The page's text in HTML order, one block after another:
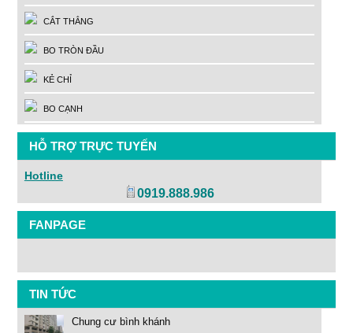
CẮT THẲNG
BO TRÒN ĐẦU
KẺ CHỈ
BO CẠNH
HỖ TRỢ TRỰC TUYẾN
Hotline
0919.888.986
FANPAGE
TIN TỨC
Chung cư bình khánh